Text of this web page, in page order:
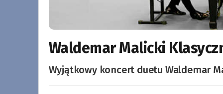
Waldemar Malicki
Wyjątkowy koncert duetu Waldemar